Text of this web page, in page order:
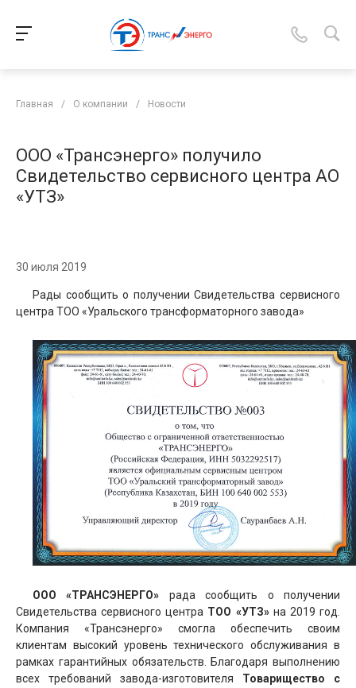
Главная / О компании / Новости
ООО «Трансэнерго» получило
Свидетельство сервисного центра АО
«УТЗ»
30 июля 2019
Рады сообщить о получении Свидетельства сервисного
центра ТОО «Уральского трансформаторного завода»
ООО «ТРАНСЭНЕРГО» рада сообщить о получении
Свидетельства сервисного центра ТОО «УТЗ»на 2019 год.
Компания «Трансэнерго» смогла обеспечить своим
клиентам высокий уровень технического обслуживания в
рамках гарантийных обязательств. Благодаря выполнению
всех требований завода-изготовителя Товарищество с